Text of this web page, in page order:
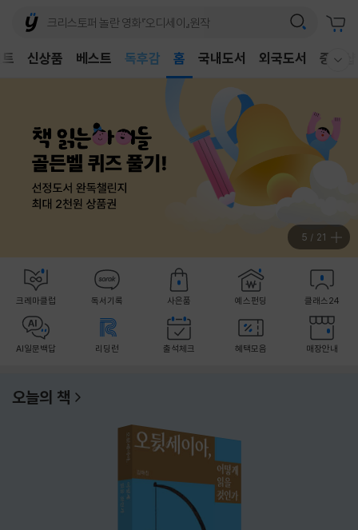
신상품 베스트 독후감 홈 국내도서 외국도서 중고샵
6 / 21
크레마클럽 독서기록 사은품 예스펀딩 클래스24
AI일문백답 리딩런 출석체크 혜택모음 매장안내
오늘의 책